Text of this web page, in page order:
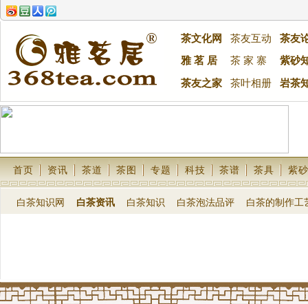
茶文化网 茶友互动
茶友
雅 茗 居
茶 家 寨 紫砂
茶友之家 茶叶相册 岩茶
首页 资讯 茶道 茶图 专题 科技 茶谱 茶具 紫砂
白茶知识网 白茶资讯 白茶知识 白茶泡法品评 白茶的制作工